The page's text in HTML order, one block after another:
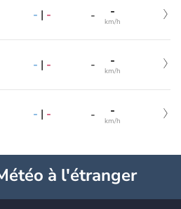
- | - - -
km/h
- | - - -
km/h
- | - - -
km/h
à l'étranger